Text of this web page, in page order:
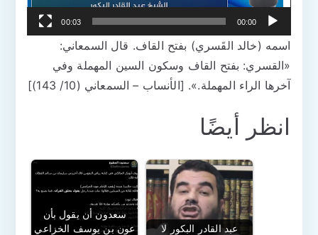
00:00
00:03
اسمه (خالد القَسري) بفتح القاف. قال السمعاني:
«‌‌‌القسري: بفتح ‌القاف وسكون السين المهملة وفي
آخرها الراء المهملة.». [الأنساب – السمعاني (10/ 143)]
انظر أيضًا
سعدون أن يقول بأن
عون بن يوسف الخزاعي
عبد القادر البكور لا